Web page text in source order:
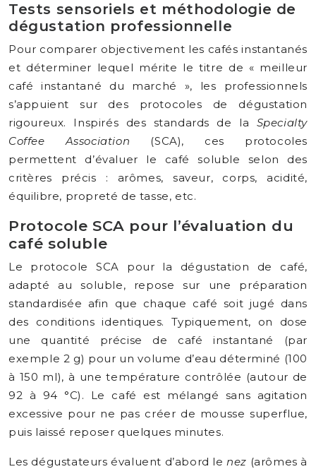
Tests sensoriels et méthodologie de
dégustation professionnelle
Pour comparer objectivement les cafés instantanés
et déterminer lequel mérite le titre de « meilleur
café instantané du marché », les professionnels
s’appuient sur des protocoles de dégustation
rigoureux. Inspirés des standards de la Specialty
Coffee Association (SCA), ces protocoles
permettent d’évaluer le café soluble selon des
critères précis : arômes, saveur, corps, acidité,
équilibre, propreté de tasse, etc.
Protocole SCA pour l’évaluation du
café soluble
Le protocole SCA pour la dégustation de café,
adapté au soluble, repose sur une préparation
standardisée afin que chaque café soit jugé dans
des conditions identiques. Typiquement, on dose
une quantité précise de café instantané (par
exemple 2 g) pour un volume d’eau déterminé (100
à 150 ml), à une température contrôlée (autour de
92 à 94 °C). Le café est mélangé sans agitation
excessive pour ne pas créer de mousse superflue,
puis laissé reposer quelques minutes.
Les dégustateurs évaluent d’abord lenez (arômes à